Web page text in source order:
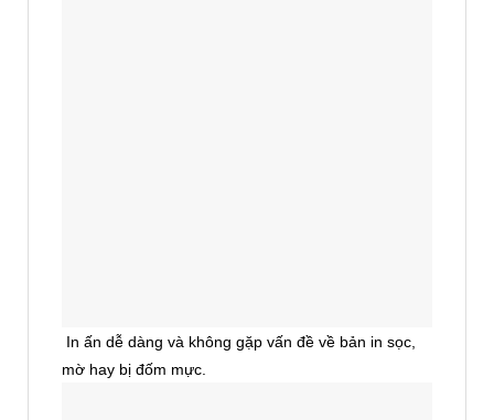
In ấn dễ dàng và không gặp vấn đề về bản in sọc,
mờ hay bị đốm mực.